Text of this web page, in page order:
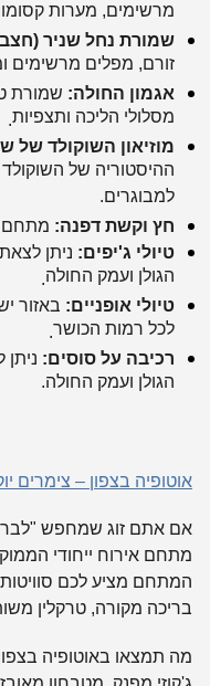
מרשימים, מערות
שמורת נחל שניר
זורם, מפלים מרשימים
אגמון החולה: שמורת
מסלולי הליכה ותצפיות.
מוזיאון השוקולד של
ההיסטוריה של
למבוגרים.
חץ וקשת דפנה: מתחם
טיולי ג'יפים: ניתן
הגולן ועמק החולה.
טיולי אופניים: באזור
לכל רמות הכושר.
רכיבה על סוסים:
הגולן ועמק החולה.
אוטופיה בצפון – צימרים
אם אתם זוג שמחפש
מתחם אירוח ייחודי
המתחם מציע לכם
בריכה מקורה, טרקלין